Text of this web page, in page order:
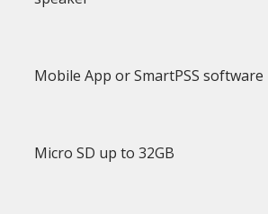
Mobile App or SmartPSS software
Micro SD up to 32GB